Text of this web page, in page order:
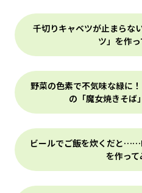
千切りキャベツが止まらな
ツ」を作
野菜の色素で不気味な緑に
の「魔女焼きそば
ビールでご飯を炊くだと
を作って